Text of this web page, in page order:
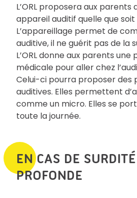
L’ORL proposera aux parents
appareil auditif quelle que
L’appareillage permet de
auditive, il ne guérit pas de la
L’ORL donne aux parents
médicale pour aller chez
Celui-ci pourra proposer des
auditives. Elles permettent
comme un micro. Elles se
toute la journée.
EN CAS DE
PROFONDE